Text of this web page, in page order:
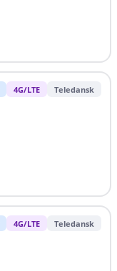
4G/LTE Teledansk
4G/LTE Teledansk